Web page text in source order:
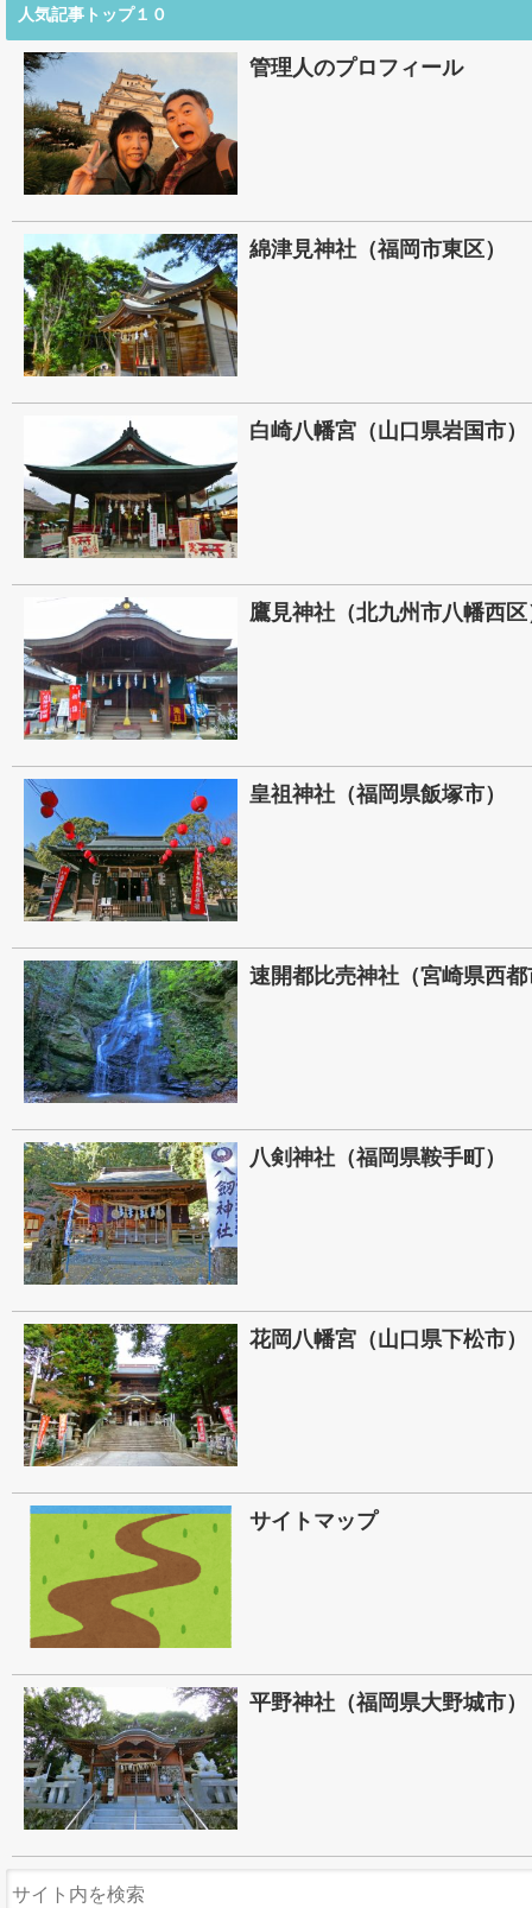
人気記事トップ１０
管理人のプロフィール
綿津見神社（福岡市東区）
白崎八幡宮（山口県岩国市）
鷹見神社（北九州市八幡西区
皇祖神社（福岡県飯塚市）
速開都比売神社（宮崎県西
八剣神社（福岡県鞍手町）
花岡八幡宮（山口県下松市）
サイトマップ
平野神社（福岡県大野城市）